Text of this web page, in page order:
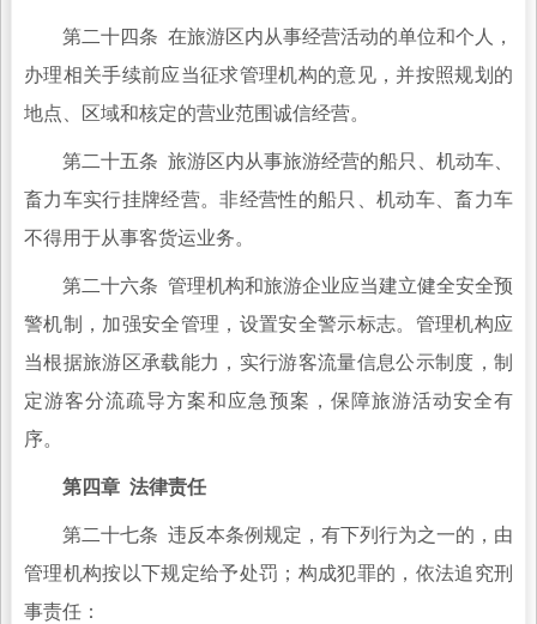
第二十四条 在旅游区内从事经营活动的单位和个人，
办理相关手续前应当征求管理机构的意见，并按照规划的
地点、区域和核定的营业范围诚信经营。
第二十五条 旅游区内从事旅游经营的船只、机动车、
畜力车实行挂牌经营。非经营性的船只、机动车、畜力车
不得用于从事客货运业务。
第二十六条 管理机构和旅游企业应当建立健全安全预
警机制，加强安全管理，设置安全警示标志。管理机构应
当根据旅游区承载能力，实行游客流量信息公示制度，制
定游客分流疏导方案和应急预案，保障旅游活动安全有
序。
第四章 法律责任
第二十七条 违反本条例规定，有下列行为之一的，由
管理机构按以下规定给予处罚；构成犯罪的，依法追究刑
事责任：